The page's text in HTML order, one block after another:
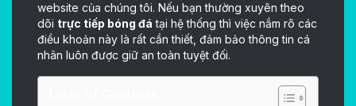
website của chúng tôi. Nếu bạn thường xuyên theo
dõi trực tiếp bóng đá tại hệ thống thì việc nắm rõ các
điều khoản này là rất cần thiết, đảm bảo thông tin cá
nhân luôn được giữ an toàn tuyệt đối.